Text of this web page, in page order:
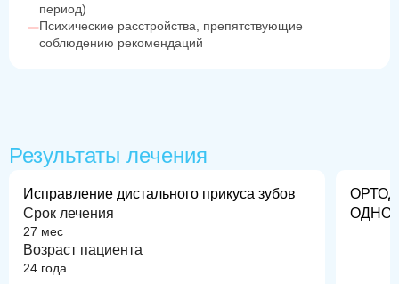
период)
Психические расстройства, препятствующие
соблюдению рекомендаций
Результаты лечения
Исправление дистального прикуса зубов
Срок лечения
27 мес
Возраст пациента
24 года